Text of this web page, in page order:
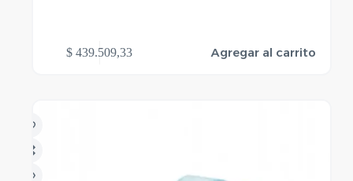
$ 439.509,33 Agregar al carrito